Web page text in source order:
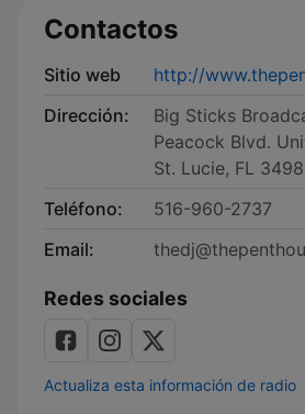
Contactos
Sitio web
http://
Dirección:
Big Sticks
Peacock Blvd.
St. Lucie, FL
Teléfono:
516-960-2737
Email:
Redes sociales
Actualiza esta información de radio